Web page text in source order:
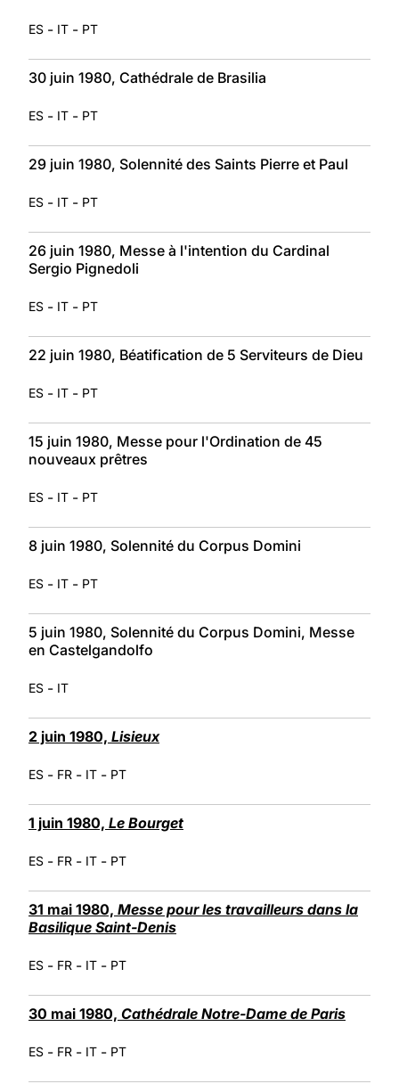
ES - IT - PT
30 juin 1980, Cathédrale de Brasilia
ES - IT - PT
29 juin 1980, Solennité des Saints Pierre et Paul
ES - IT - PT
26 juin 1980, Messe à l'intention du Cardinal
Sergio Pignedoli
ES - IT - PT
22 juin 1980, Béatification de 5 Serviteurs de Dieu
ES - IT - PT
15 juin 1980, Messe pour l'Ordination de 45
nouveaux prêtres
ES - IT - PT
8 juin 1980, Solennité du Corpus Domini
ES - IT - PT
5 juin 1980, Solennité du Corpus Domini, Messe
en Castelgandolfo
ES - IT
2 juin 1980, Lisieux
ES - FR - IT - PT
1 juin 1980, Le Bourget
ES - FR - IT - PT
31 mai 1980, Messe pour les travailleurs dans la
Basilique Saint-Denis
ES - FR - IT - PT
30 mai 1980, Cathédrale Notre-Dame de Paris
ES - FR - IT - PT